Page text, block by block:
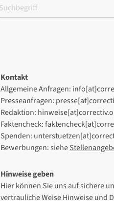
Kontakt
Allgemeine Anfragen:
Presseanfragen:
Redaktion:
Faktencheck:
Spenden:
Bewerbungen: siehe
Hinweise geben
Hierkönnen Sie uns auf sichere
vertrauliche Weise Hinweise und